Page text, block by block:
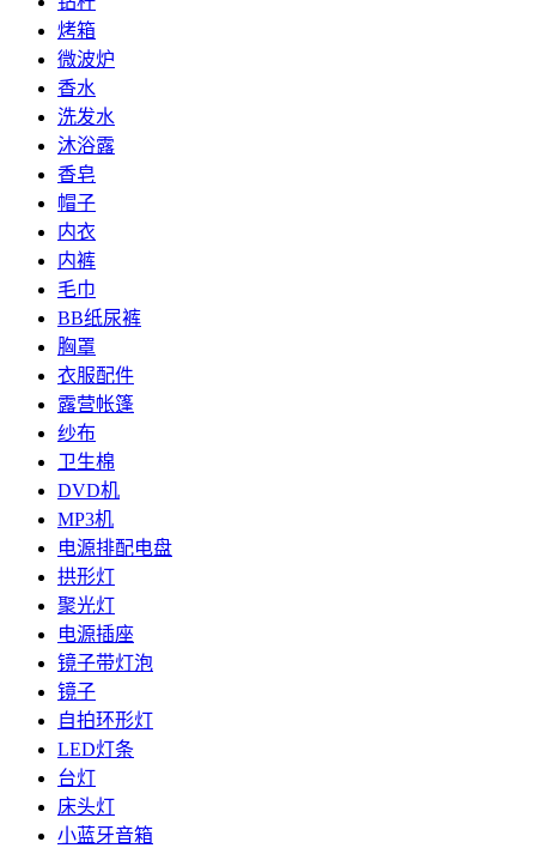
烤箱
微波炉
香水
洗发水
沐浴露
香皂
帽子
内衣
内裤
毛巾
BB纸尿裤
胸罩
衣服配件
露营帐篷
纱布
卫生棉
DVD机
MP3机
电源排配电盘
拱形灯
聚光灯
电源插座
镜子带灯泡
镜子
自拍环形灯
LED灯条
台灯
床头灯
小蓝牙音箱